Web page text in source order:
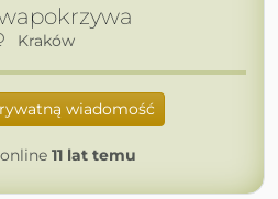
Kraków
wiadomość
11 lat temu